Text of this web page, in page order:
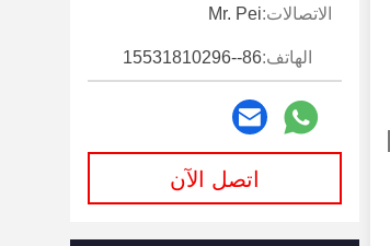
الاتصالات:Mr. Pei
الهاتف:86--15531810296
اتصل الآن